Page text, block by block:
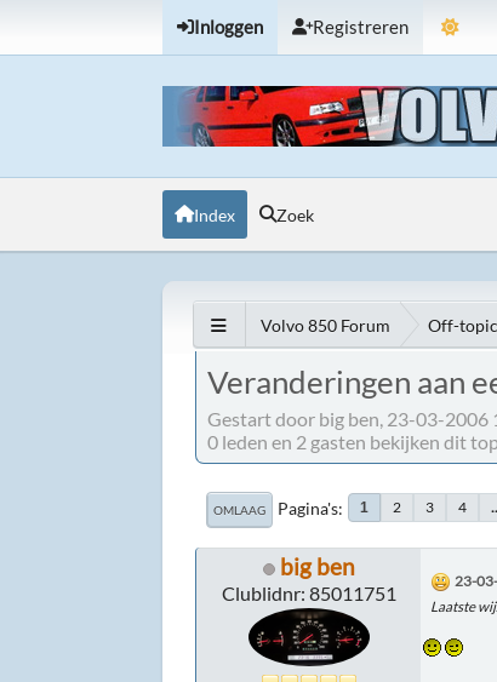
Inloggen Registreren
Index Zoek
Volvo 850 Forum Off-topic
Veranderingen aan
Gestart door big ben, 23-03-2006
0 leden en 2 gasten bekijken dit
OMLAAG Pagina's 1 2 3 4
big ben
Clublidnr: 85011751
23-
Laatste